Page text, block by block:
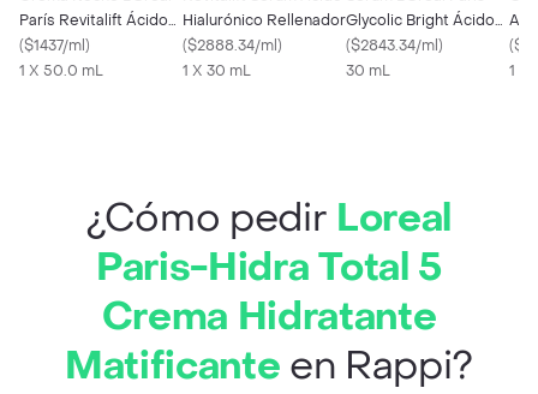
París Revitalift Ácido
Hialurónico
($1437/ml)
1 X 50.0 mL
Hialurónico Rellenador
($2888.34/ml)
1 X 30 mL
Glycolic Bright Ácido
Glicólico Niacinamida
($2843.34/ml)
30 mL
(
1 X
¿Cómo pedir Loreal
Paris-Hidra Total 5
Crema Hidratante
Matificante en Rappi?